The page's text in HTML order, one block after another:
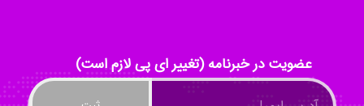
عضویت در خبرنامه (تغییر ای پی لازم است)